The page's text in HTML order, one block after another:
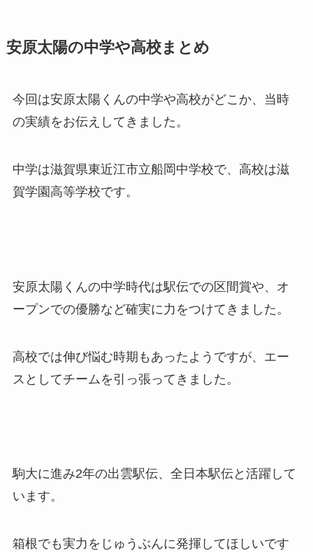
安原太陽の中学や高校まとめ
今回は安原太陽くんの中学や高校がどこか、当時
の実績をお伝えしてきました。
中学は滋賀県東近江市立船岡中学校で、高校は滋
賀学園高等学校です。
安原太陽くんの中学時代は駅伝での区間賞や、オ
ープンでの優勝など確実に力をつけてきました。
高校では伸び悩む時期もあったようですが、エー
スとしてチームを引っ張ってきました。
駒大に進み2年の出雲駅伝、全日本駅伝と活躍して
います。
箱根でも実力をじゅうぶんに発揮してほしいです